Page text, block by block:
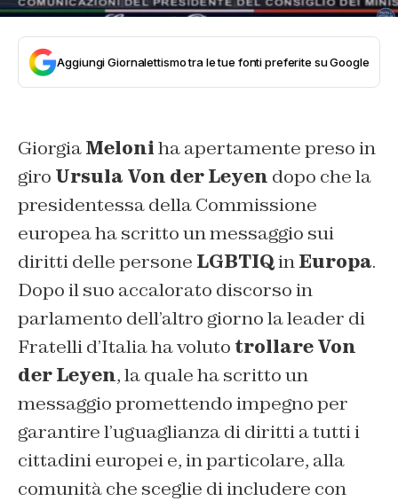
Aggiungi Giornalettismo tra le tue fonti preferite su Google
GiorgiaMeloniha apertamente preso in
giro Ursula Von der Leyen dopo che la
presidentessa della Commissione
europea ha scritto un messaggio sui
diritti delle persone LGBTIQinEuropa.
Dopo il suo accalorato discorso in
parlamento dell’altro giorno la leader di
Fratelli d’Italia ha voluto trollare Von
der Leyen, la quale ha scritto un
messaggio promettendo impegno per
garantire l’uguaglianza di diritti a tutti i
cittadini europei e, in particolare, alla
comunità che sceglie di includere con